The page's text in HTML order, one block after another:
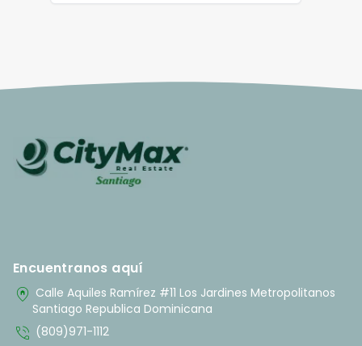
Encuentranos aquí
home_pin Calle Aquiles Ramírez #11 Los Jardines Metropolitanos
Santiago Republica Dominicana
phone_in_talk (809)971-1112